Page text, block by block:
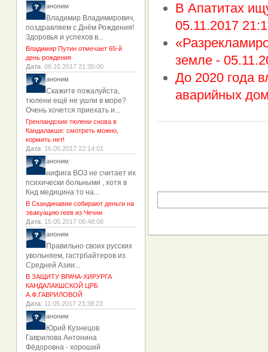
В Апатитах
05.11.2017
земле -
До 2020 года
аварийных
аноним
Владимир Владимирович,
поздравляем с Днём Рождения!
Здоровья и успехов в...
Владимир Путин отмечает 65-й
день рождения
Дата: 08.10.2017 21:35:00
аноним
Скажите пожалуйста,
тюлени ещё не ушли в море?
Очень хочется приехать и...
Гренландские тюлени снова в
Кандалакше: смотреть можно,
кормить нет!
Дата: 16.05.2017 22:14:01
аноним
нифига ВОЗ не считает их
психически больными , хотя в
Кнд медицина то на...
В Скандинавии собирают деньги на
эвакуацию геев из Чечни
Дата: 15.05.2017 06:48:08
аноним
Правильно своих русских
увольняем, гастрбайтеров из
Средней Азии...
В ЗАЩИТУ ВРАЧА-ХИРУРГА
КАНДАЛАКШСКОЙ ЦРБ
А.Ф.ГАВРИЛОВОЙ
Дата: 11.05.2017 23:38:23
аноним
Юрий Кузнецов
Гаврилова Антонина
Фёдоровна - хороший